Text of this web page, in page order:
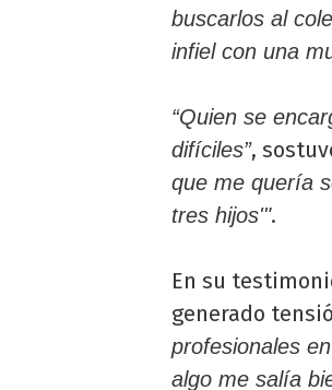
buscarlos al
infiel con una
“Quien se
difíciles”,
que me quería
tres hijos'".
En su
generado
profesionales
algo me salía